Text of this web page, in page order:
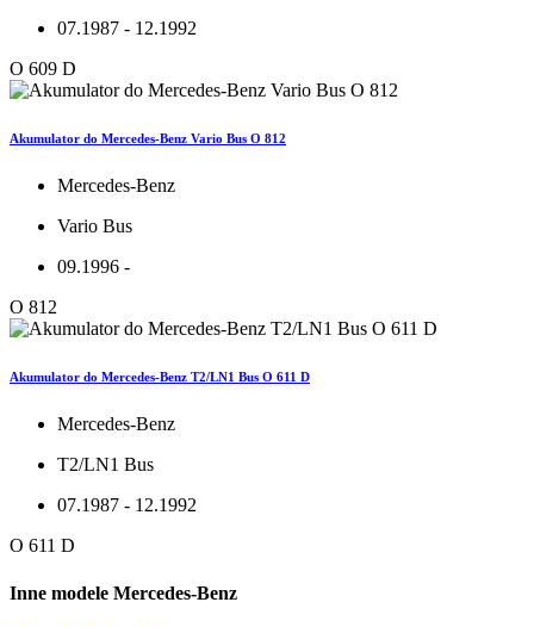
07.1987 - 12.1992
O 609 D
Akumulator do Mercedes-Benz Vario Bus O 812
Mercedes-Benz
Vario Bus
09.1996 -
O 812
Akumulator do Mercedes-Benz T2/LN1 Bus O 611 D
Mercedes-Benz
T2/LN1 Bus
07.1987 - 12.1992
O 611 D
Inne modele Mercedes-Benz